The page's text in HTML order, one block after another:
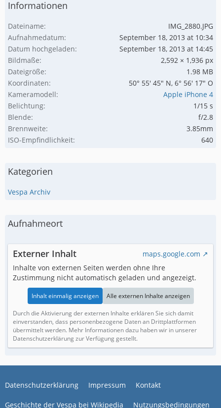
Informationen
Dateiname
IMG_2880.JPG
Aufnahmedatum
September 18, 2013 at 10:34
Datum hochgeladen
September 18, 2013 at 14:45
Bildmaße
2,592 × 1,936 px
Dateigröße
1.98 MB
Koordinaten
50° 55' 45" N, 6° 56' 17" O
Kameramodell
Apple iPhone 4
Belichtung
1/15 s
Blende
f/2.8
Brennweite
3.85mm
ISO-Empfindlichkeit
640
Kategorien
Vespa Archiv
Aufnahmeort
Externer Inhalt
maps.google.com
Inhalte von externen Seiten werden ohne Ihre
Zustimmung nicht automatisch geladen und angezeigt.
Inhalt einmalig anzeigen Alle externen Inhalte anzeigen
Durch die Aktivierung der externen Inhalte erklären Sie sich damit
einverstanden, dass personenbezogene Daten an Drittplattformen
übermittelt werden. Mehr Informationen dazu haben wir in unserer
Datenschutzerklärung zur Verfügung gestellt.
Datenschutzerklärung Impressum Kontakt
Geschichte der Vespa bei Wikipedia Nutzungsbedingungen